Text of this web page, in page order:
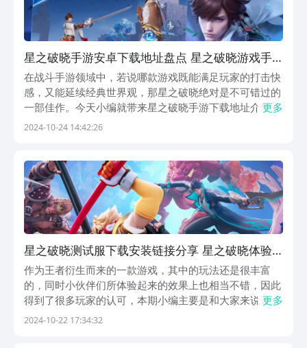
星之破晓手游安卓下载地址盘点 星之破晓游戏手
机版下载链接推荐
在战斗手游领域中，若说哪款游戏既能满足玩家的打击快
感，又能延续经典世界观，那星之破晓绝对是不可错过的
一部佳作。今天小编就带来星之破晓手游下载地址介绍。
这款游戏以王者荣耀的背景为基础，通过横版街机风格的
地...
更多
2024-10-24 14:42:26
星之破晓测试服下载安装链接分享 星之破晓体验
服下载链接推荐
作为王者衍生而来的一款游戏，其中的玩法还是很丰富
的，同时小伙伴们所体验起来的效果上也相当不错，因此
得到了很多玩家的认可，本期小编主要是和大家来说说星
之破晓体验服下载，若是大家想要快速的进入其中来下
更多
2024-10-22 17:34:32